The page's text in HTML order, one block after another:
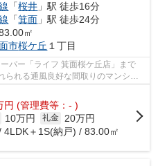
「桜井 」駅 徒歩16分
「箕面 」駅 徒歩24分
㎡
市桜ケ丘 １丁目
パー「ライフ 箕面桜ケ丘店」まで
られる通風良好な間取りのマンショ
円 (管理費等：- )
10万円 礼金
20万円
4LDK＋1S(納戸) / 83.00㎡